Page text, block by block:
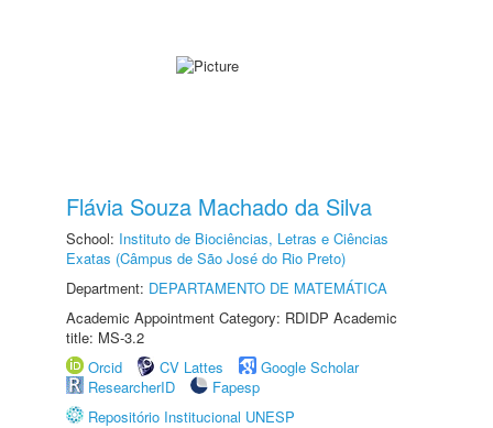
Flávia Souza Machado da Silva
School: Instituto de Biociências, Letras e Ciências
Exatas (Câmpus de São José do Rio Preto)
Department: DEPARTAMENTO DE MATEMÁTICA
Academic Appointment Category: RDIDP Academic
title: MS-3.2
Orcid
CV Lattes
Google Scholar
ResearcherID
Fapesp
Repositório Institucional UNESP